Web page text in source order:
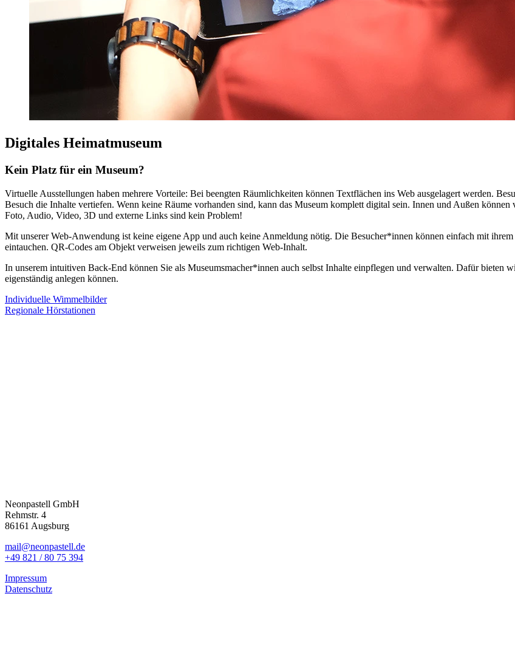
Digitales Heimatmuseum
Kein Platz für ein Museum?
Virtuelle Ausstellungen haben mehrere Vorteile: Bei beengten Räumlichkeiten können Textflächen ins Web ausgelagert werden.
Besuch die Inhalte vertiefen. Wenn keine Räume vorhanden sind, kann das Museum komplett digital sein. Innen und Außen
Foto, Audio, Video, 3D und externe Links sind kein Problem!
Mit unserer Web-Anwendung ist keine eigene App und auch keine Anmeldung nötig. Die Besucher*innen können einfach mit
eintauchen. QR-Codes am Objekt verweisen jeweils zum richtigen Web-Inhalt.
In unserem intuitiven Back-End können Sie als Museumsmacher*innen auch selbst Inhalte einpflegen und verwalten. Dafür bieten
eigenständig anlegen können.
Individuelle Wimmelbilder
Regionale Hörstationen
Neonpastell GmbH
Rehmstr. 4
86161 Augsburg
mail@neonpastell.de
+49 821 / 80 75 394
Impressum
Datenschutz